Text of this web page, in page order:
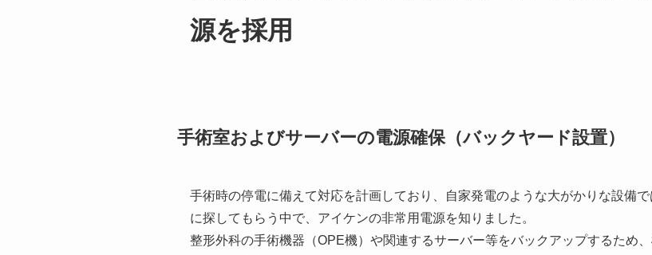
源を採用
手術室およびサーバーの電源確保（バックヤード設置）
手術時の停電に備えて対応を計画しており、自家発電のような大がかりな設備
に探してもらう中で、アイケンの非常用電源を知りました。
整形外科の手術機器（OPE機）や関連するサーバー等をバックアップするため